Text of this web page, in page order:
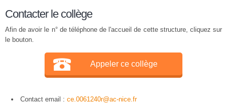
Contacter le collège
Afin de avoir le n° de téléphone de l'accueil de cette structure, cliquez sur
le bouton.
Appeler ce collège
Contact email : ce.0061240r@ac-nice.fr